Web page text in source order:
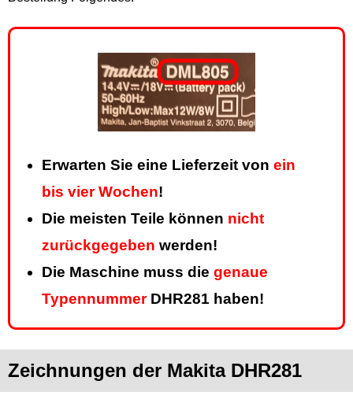
Erwarten Sie eine Lieferzeit von ein
bis vier Wochen!
Die meisten Teile können nicht
zurückgegeben werden!
Die Maschine muss die genaue
TypennummerDHR281 haben!
Zeichnungen der Makita DHR281